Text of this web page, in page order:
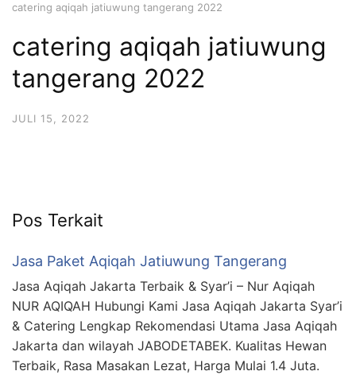
catering aqiqah jatiuwung tangerang 2022
catering aqiqah jatiuwung
tangerang 2022
JULI 15, 2022
Pos Terkait
Jasa Paket Aqiqah Jatiuwung Tangerang
Jasa Aqiqah Jakarta Terbaik & Syar’i – Nur Aqiqah
NUR AQIQAH Hubungi Kami Jasa Aqiqah Jakarta Syar’i
& Catering Lengkap Rekomendasi Utama Jasa Aqiqah
Jakarta dan wilayah JABODETABEK. Kualitas Hewan
Terbaik, Rasa Masakan Lezat, Harga Mulai 1.4 Juta.